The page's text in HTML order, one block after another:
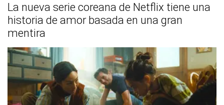
La nueva serie coreana de Netflix tiene una
historia de amor basada en una gran
mentira